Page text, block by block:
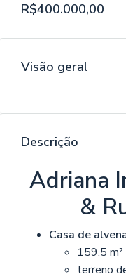
R$400.000,00
Visão geral
Descrição
Adriana
&
Casa de
159,5
terreno